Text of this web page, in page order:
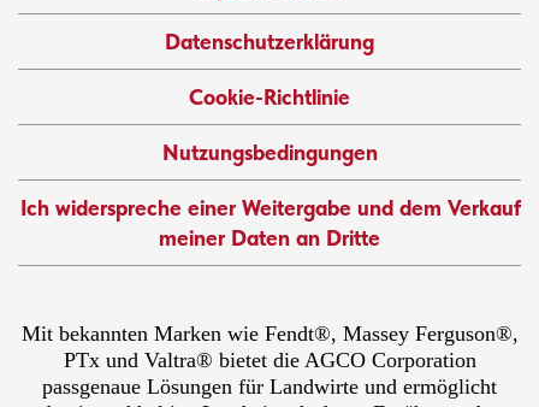
Datenschutzerklärung
Cookie-Richtlinie
Nutzungsbedingungen
Ich widerspreche einer Weitergabe und dem Verkauf
meiner Daten an Dritte
Mit bekannten Marken wie Fendt®, Massey Ferguson®,
PTx und Valtra® bietet die AGCO Corporation
passgenaue Lösungen für Landwirte und ermöglicht